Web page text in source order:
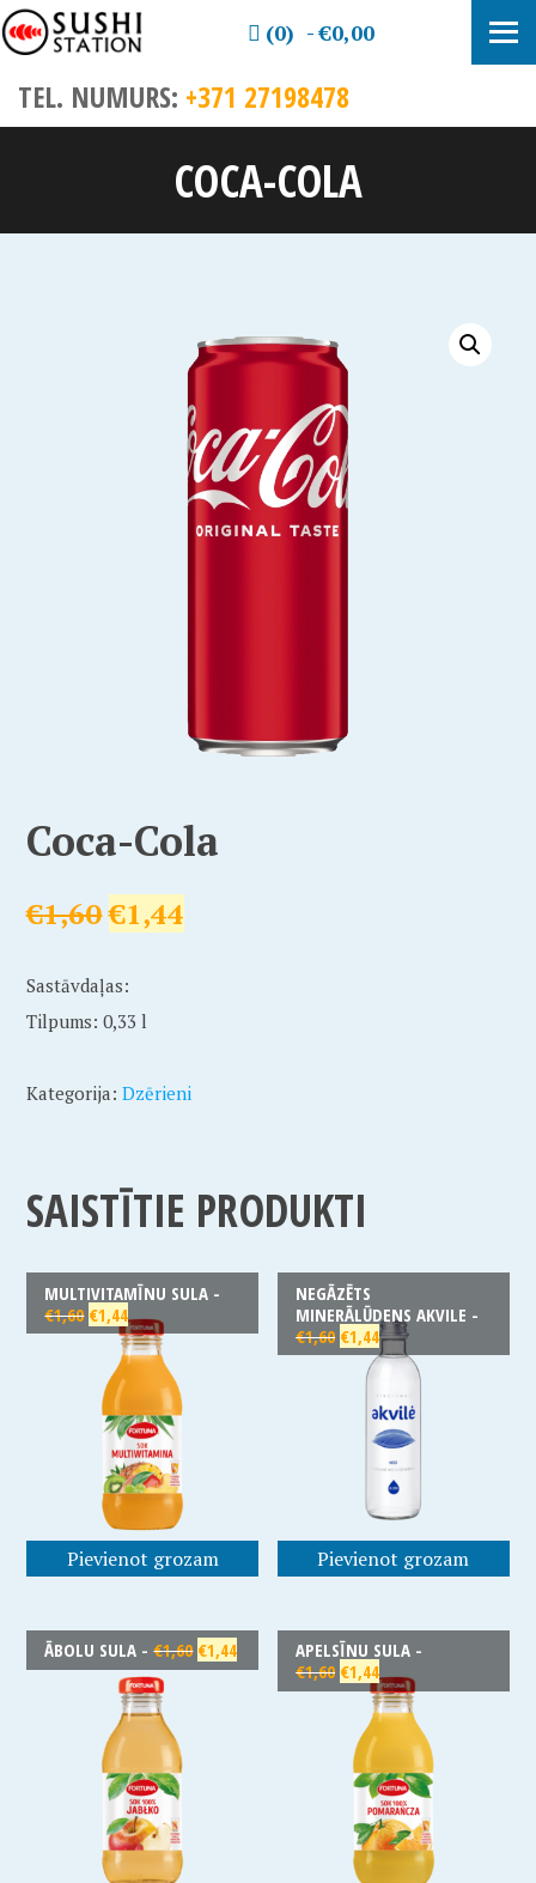
TEL. NUMURS: +371 27198478
(0) €0,00
COCA-COLA
Coca-Cola
€1,60€1,44
Sastāvdaļas:
Tilpums: 0,33 l
Kategorija:Dzērieni
SAISTĪTIE PRODUKTI
MULTIVITAMĪNU SULA -
€1,60 €1,44
Pievienot grozam
NEGĀZĒTS
MINERĀLŪDENS AKVILE -
€1,60 €1,44
Pievienot grozam
ĀBOLU SULA -€1,60 €1,44
APELSĪNU SULA -
€1,60 €1,44